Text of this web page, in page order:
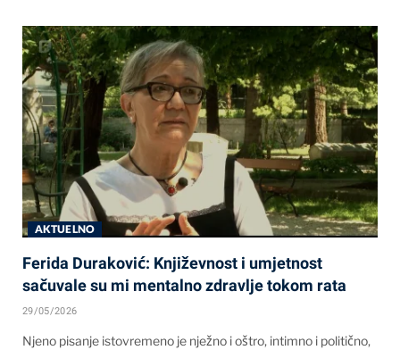
AKTUELNO
Ferida Duraković: Književnost i umjetnost
sačuvale su mi mentalno zdravlje tokom rata
29/05/2026
Njeno pisanje istovremeno je nježno i oštro, intimno i politično,